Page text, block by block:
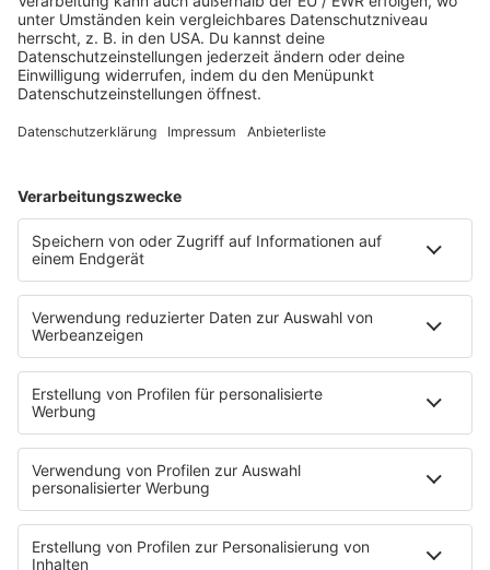
Mundwerk - schlau frühstücken
FUN
Kontakt-Board
App
T.B. Action-Hero
10 Fragen 10 Antworten
Chat-Community
SALÜ TV
SERVICE
Wetter
Verkehr & Blitzer
Weggehtipps